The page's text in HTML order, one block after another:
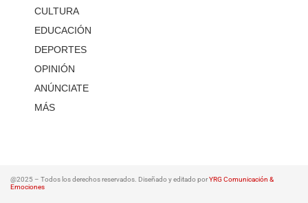
CULTURA
EDUCACIÓN
DEPORTES
OPINIÓN
ANÚNCIATE
MÁS
@2025 – Todos los derechos reservados. Diseñado y editado porYRG Comunicación &
Emociones